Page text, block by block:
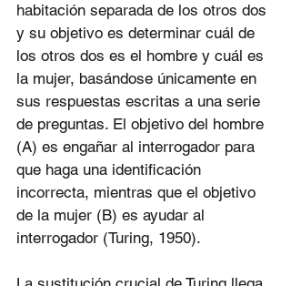
habitación separada de los otros dos
y su objetivo es determinar cuál de
los otros dos es el hombre y cuál es
la mujer, basándose únicamente en
sus respuestas escritas a una serie
de preguntas. El objetivo del hombre
(A) es engañar al interrogador para
que haga una identificación
incorrecta, mientras que el objetivo
de la mujer (B) es ayudar al
interrogador (Turing, 1950).